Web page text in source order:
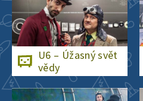
U6 – Úžasný svět
vědy